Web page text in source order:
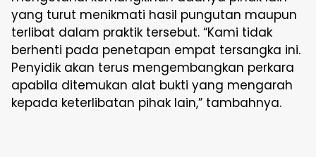
yang turut menikmati hasil pungutan maupun
terlibat dalam praktik tersebut. “Kami tidak
berhenti pada penetapan empat tersangka ini.
Penyidik akan terus mengembangkan perkara
apabila ditemukan alat bukti yang mengarah
kepada keterlibatan pihak lain,” tambahnya.